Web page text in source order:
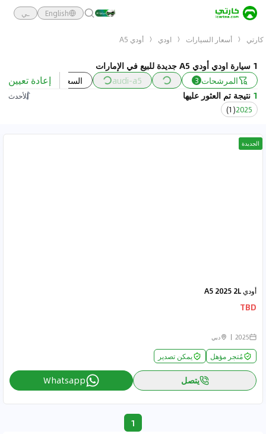
English ـي
كارتي أسعار السيارات اودي أودي A5
1 سيارة اودي أودي A5 جديدة للبيع في الإمارات
المرشحات 3
audi-a5 السعر السنة
إعادة تعيين
1 نتيجة تم العثور عليها
الأحدث
2025
(
1
)
الجديدة
أودي A5 2025 2L
TBD
2025 دبي
مُتجر مؤهل يمكن تصدير
يتصل Whatsapp
1